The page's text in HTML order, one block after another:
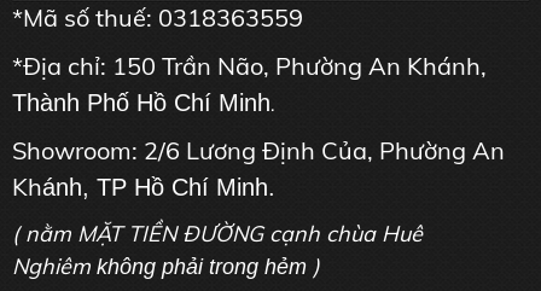
*Mã số thuế: 0318363559
*Địa chỉ: 150 Trần Não, Phường An Khánh,
Thành Phố Hồ Chí Minh.
Showroom: 2/6 Lương Định Của, Phường An
Khánh, TP Hồ Chí Minh.
( nằm MẶT TIỀN ĐƯỜNG cạnh chùa Huê
Nghiêm không phải trong hẻm )